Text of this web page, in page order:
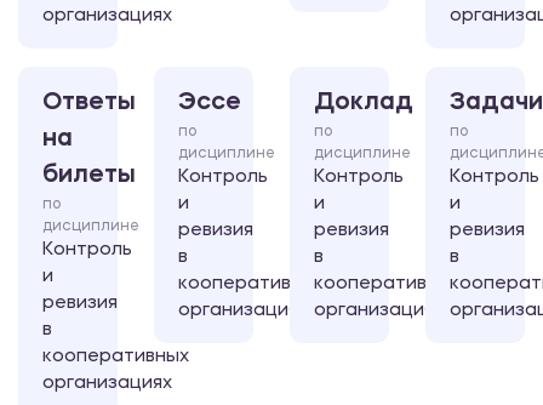
организациях
Ответы
на
билеты
по
дисциплине
Контроль
и
ревизия
в
кооперативных
организациях
Эссе
по
дисциплине
Контроль
и
ревизия
в
кооперативных
организациях
Доклад
по
дисциплине
Контроль
и
ревизия
в
кооперативных
организациях
Задачи
по
Контроль
и
ревизия
в